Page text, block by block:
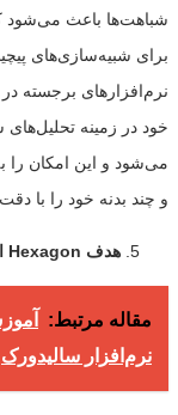
شباهت‌ها باعث می‌شود که
برای شبیه‌سازی‌های
نرم‌افزارهای برجسته
می‌شود و این امکان را
و چند بدنه خود را با
هدف
مقاله مرتبط:
نرم‌افزار سالیدورک